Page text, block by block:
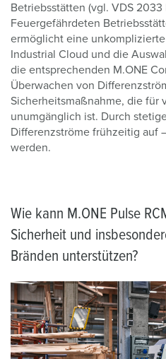
Betriebsstätten (vgl. VDS
Feuergefährdeten
ermöglicht eine
Industrial Cloud und die
die entsprechenden M.ONE
Überwachen von
Sicherheitsmaßnahme, die für
unumgänglich ist. Durch
Differenzströme frühzeitig auf
werden.
Wie kann M.ONE Pulse
Sicherheit und
Bränden unterstützen?